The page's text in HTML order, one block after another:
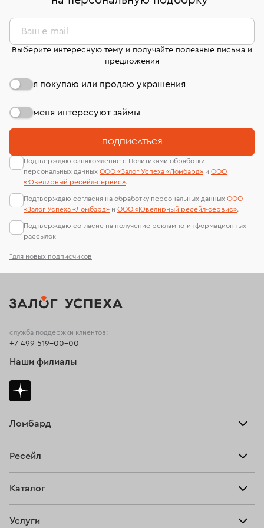
дней на возврат. Детальные условия возврата
комиссионных украшений и часов смотрите на
странице«Возврат украшений»
сертификаты МГУ и других геммологических
лабораторий
*для новых подписчиков
Ваш e-mail
Выберите интересную тему и получайте полезные письма и
предложения
я покупаю или продаю украшения
меня интересуют займы
ПОДПИСАТЬСЯ
Подтверждаю ознакомление с Политиками обработки
персональных данных ООО «Залог Успеха «Ломбард» и ООО
«Ювелирный ресейл-сервиc».
Подтверждаю согласия на обработку персональных данных ООО
«Залог Успеха «Ломбард» и ООО «Ювелирный ресейл-сервиc».
Подтверждаю согласие на получение рекламно-информационных
рассылок
Ломбард
Тарифы
Ресейл
Купить
Каталог
Услуги
служба поддержки клиентов:
+7 499 519-00-00
Наши филиалы